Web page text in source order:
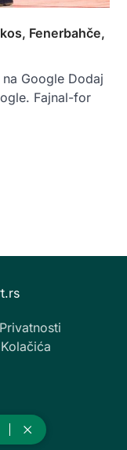
Fenerbahče,
Google Dodaj
Fajnal-for